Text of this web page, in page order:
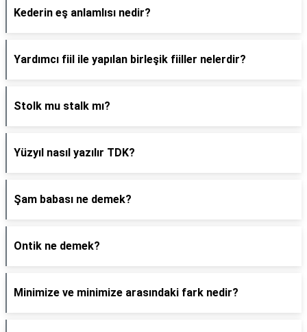
Kederin eş anlamlısı nedir?
Yardımcı fiil ile yapılan birleşik fiiller nelerdir?
Stolk mu stalk mı?
Yüzyıl nasıl yazılır TDK?
Şam babası ne demek?
Ontik ne demek?
Minimize ve minimize arasındaki fark nedir?